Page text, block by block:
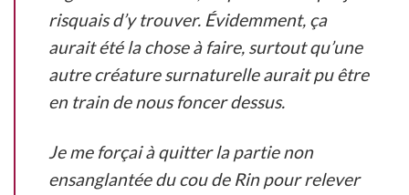
risquais d’y trouver. Évidemment, ça
aurait été la chose à faire, surtout qu’une
autre créature surnaturelle aurait pu être
en train de nous foncer dessus.
Je me forçai à quitter la partie non
ensanglantée du cou de Rin pour relever